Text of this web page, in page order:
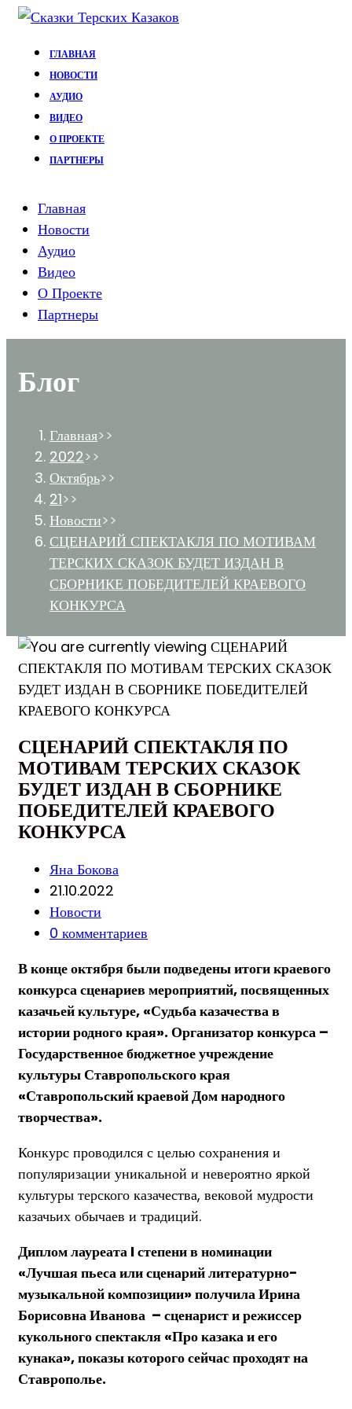
Перейти
содержимому
ГЛАВНАЯ
НОВОСТИ
АУДИО
ВИДЕО
О ПРОЕКТЕ
ПАРТНЕРЫ
Главная
Новости
Аудио
Видео
О Проекте
Партнеры
Блог
Главная>>
2022>>
Октябрь>>
21>>
Новости>>
СЦЕНАРИЙ СПЕКТАКЛЯ ПО МОТИВАМ
ТЕРСКИХ СКАЗОК БУДЕТ ИЗДАН В
СБОРНИКЕ ПОБЕДИТЕЛЕЙ КРАЕВОГО
КОНКУРСА
СЦЕНАРИЙ СПЕКТАКЛЯ ПО
МОТИВАМ ТЕРСКИХ СКАЗОК
БУДЕТ ИЗДАН В СБОРНИКЕ
ПОБЕДИТЕЛЕЙ КРАЕВОГО
КОНКУРСА
Post
author:
Яна Бокова
Запись
опубликована:
21.10.2022
Post
category:
Новости
Post
0 комментариев
В конце октября были подведены итоги краевого
конкурса сценариев мероприятий, посвященных
казачьей культуре, «Судьба казачества в
истории родного края». Организатор конкурса –
Государственное бюджетное учреждение
культуры Ставропольского края
«Ставропольский краевой Дом народного
творчества».
Конкурс проводился с целью сохранения и
популяризации уникальной и невероятно яркой
культуры терского казачества, вековой мудрости
казачьих обычаев и традиций.
Диплом лауреата I степени в номинации
«Лучшая пьеса или сценарий литературно-
музыкальной композиции» получила Ирина
Борисовна Иванова – сценарист и режиссер
кукольного спектакля «Про казака и его
кунака», показы которого сейчас проходят на
Ставрополье.